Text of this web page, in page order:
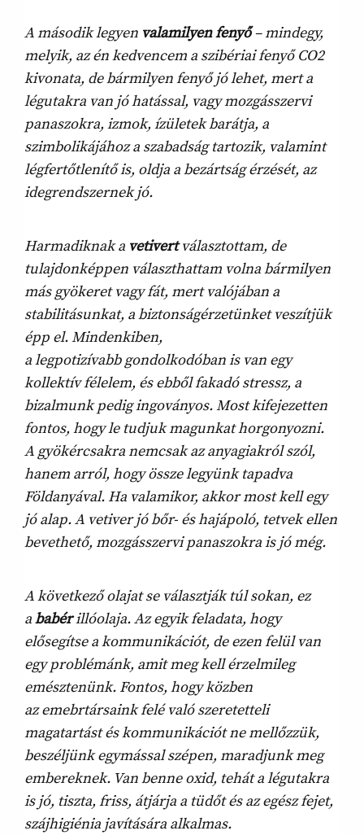
A második legyen valamilyen fenyő– mindegy,
melyik, az én kedvencem a szibériai fenyő CO2
kivonata, de bármilyen fenyő jó lehet, mert a
légutakra van jó hatással, vagy mozgásszervi
panaszokra, izmok, ízületek barátja, a
szimbolikájához a szabadság tartozik, valamint
légfertőtlenítő is, oldja a bezártság érzését, az
idegrendszernek jó.
Harmadiknak a vetivertválasztottam, de
tulajdonképpen választhattam volna bármilyen
más gyökeret vagy fát, mert valójában a
stabilitásunkat, a biztonságérzetünket veszítjük
épp el. Mindenkiben,
a legpotizívabb gondolkodóban is van egy
kollektív félelem, és ebből fakadó stressz, a
bizalmunk pedig ingoványos. Most kifejezetten
fontos, hogy le tudjuk magunkat horgonyozni.
A gyökércsakra nemcsak az anyagiakról szól,
hanem arról, hogy össze legyünk tapadva
Földanyával. Ha valamikor, akkor most kell egy
jó alap. A vetiver jó bőr- és hajápoló, tetvek ellen
bevethető, mozgásszervi panaszokra is jó még.
A következő olajat se választják túl sokan, ez
ababérillóolaja. Az egyik feladata, hogy
elősegítse a kommunikációt, de ezen felül van
egy problémánk, amit meg kell érzelmileg
emésztenünk. Fontos, hogy közben
az emebrtársaink felé való szeretetteli
magatartást és kommunikációt ne mellőzzük,
beszéljünk egymással szépen, maradjunk meg
embereknek. Van benne oxid, tehát a légutakra
is jó, tiszta, friss, átjárja a tüdőt és az egész fejet,
szájhigiénia javítására alkalmas.